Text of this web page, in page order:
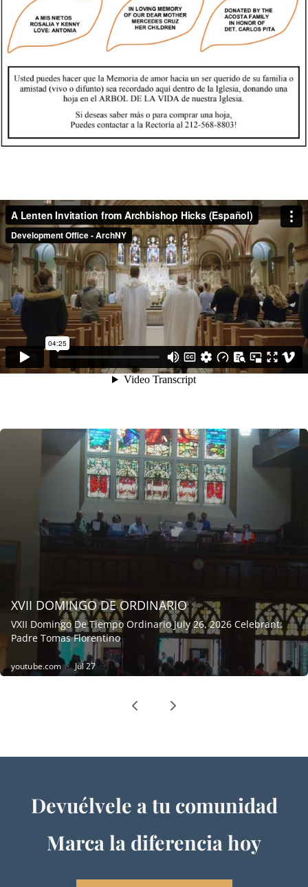
Devuélvele a tu comunidad
Marca la diferencia hoy